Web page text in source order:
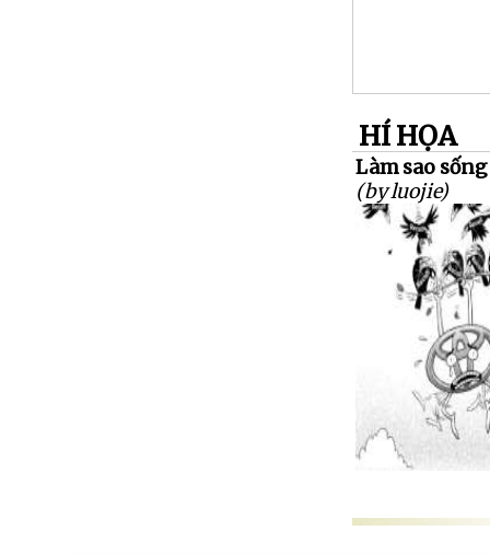
HÍ HỌA
Làm sao
(by luojie)